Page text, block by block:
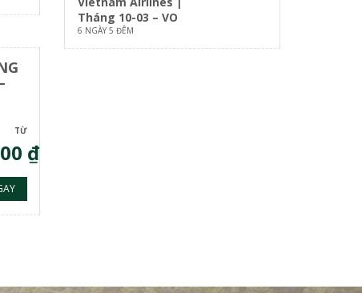
TỪ
₫
Tháng 10-03 – VO
6 NGÀY 5 ĐÊM